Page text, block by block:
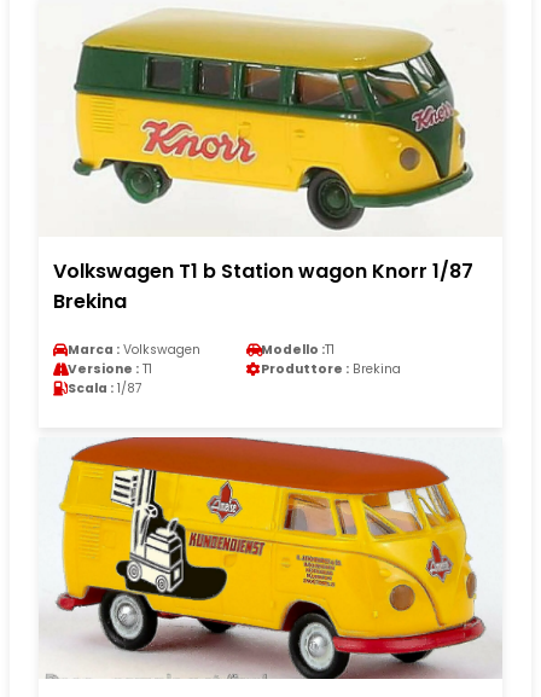
Volkswagen T1 b Station wagon Knorr 1/87
Brekina
Marca : Volkswagen Modello :T1
Versione : T1 Produttore : Brekina
Scala : 1/87